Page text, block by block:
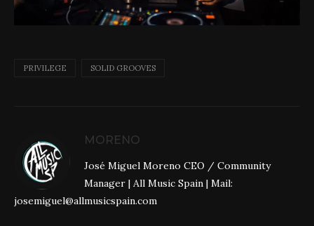
PRIVILEGE SOLID GROOVES
MORENO
José Miguel Moreno CEO / Community
Manager | All Music Spain | Mail:
josemiguel@allmusicspain.com